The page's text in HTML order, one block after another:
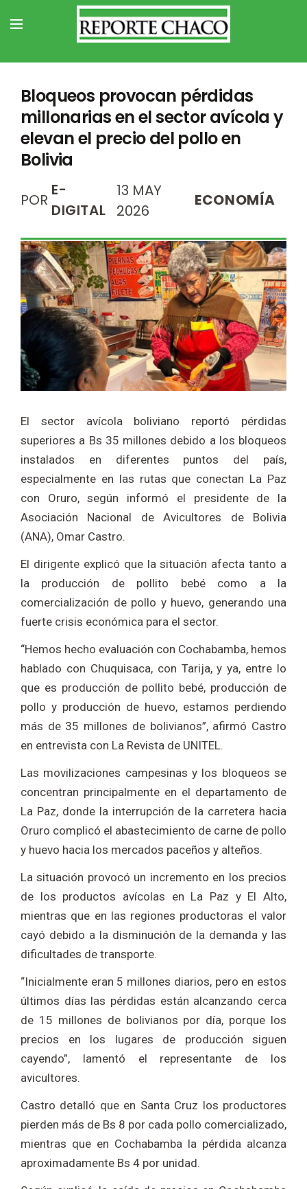
Bloqueos provocan pérdidas
millonarias en el sector avícola y
elevan el precio del pollo en
Bolivia
POR
E-
DIGITAL
13 MAY
2026
ECONOMÍA
El sector avícola boliviano reportó pérdidas
superiores a Bs 35 millones debido a los bloqueos
instalados en diferentes puntos del país,
especialmente en las rutas que conectan La Paz
con Oruro, según informó el presidente de la
Asociación Nacional de Avicultores de Bolivia
(ANA), Omar Castro.
El dirigente explicó que la situación afecta tanto a
la producción de pollito bebé como a la
comercialización de pollo y huevo, generando una
fuerte crisis económica para el sector.
“Hemos hecho evaluación con Cochabamba, hemos
hablado con Chuquisaca, con Tarija, y ya, entre lo
que es producción de pollito bebé, producción de
pollo y producción de huevo, estamos perdiendo
más de 35 millones de bolivianos”, afirmó Castro
en entrevista con La Revista de UNITEL.
Las movilizaciones campesinas y los bloqueos se
concentran principalmente en el departamento de
La Paz, donde la interrupción de la carretera hacia
Oruro complicó el abastecimiento de carne de pollo
y huevo hacia los mercados paceños y alteños.
La situación provocó un incremento en los precios
de los productos avícolas en La Paz y El Alto,
mientras que en las regiones productoras el valor
cayó debido a la disminución de la demanda y las
dificultades de transporte.
“Inicialmente eran 5 millones diarios, pero en estos
últimos días las pérdidas están alcanzando cerca
de 15 millones de bolivianos por día, porque los
precios en los lugares de producción siguen
cayendo”, lamentó el representante de los
avicultores.
Castro detalló que en Santa Cruz los productores
pierden más de Bs 8 por cada pollo comercializado,
mientras que en Cochabamba la pérdida alcanza
aproximadamente Bs 4 por unidad.